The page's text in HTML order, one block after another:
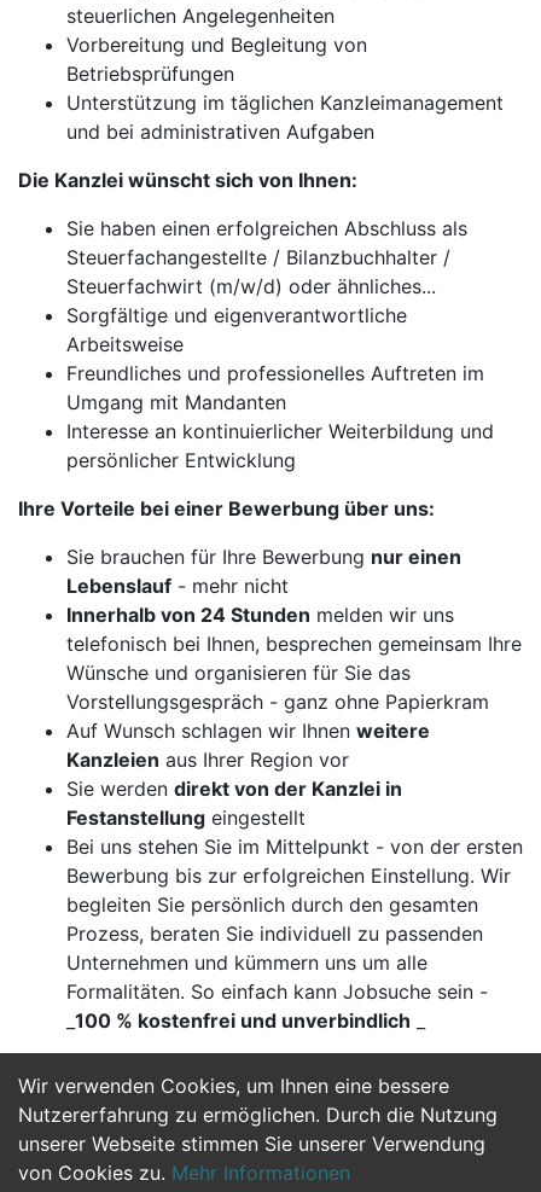
Wir verwenden Cookies, um Ihnen eine bessere
Nutzererfahrung zu ermöglichen. Durch die Nutzung
unserer Webseite stimmen Sie unserer Verwendung
von Cookies zu. Mehr Informationen
steuerlichen Angelegenheiten
Vorbereitung und Begleitung von
Betriebsprüfungen
Unterstützung im täglichen Kanzleimanagement
und bei administrativen Aufgaben
Die Kanzlei wünscht sich von Ihnen:
Sie haben einen erfolgreichen Abschluss als
Steuerfachangestellte / Bilanzbuchhalter /
Steuerfachwirt (m/w/d) oder ähnliches...
Sorgfältige und eigenverantwortliche
Arbeitsweise
Freundliches und professionelles Auftreten im
Umgang mit Mandanten
Interesse an kontinuierlicher Weiterbildung und
persönlicher Entwicklung
Ihre Vorteile bei einer Bewerbung über uns:
Sie brauchen für Ihre Bewerbung nur einen
Lebenslauf - mehr nicht
Innerhalb von 24 Stunden melden wir uns
telefonisch bei Ihnen, besprechen gemeinsam Ihre
Wünsche und organisieren für Sie das
Vorstellungsgespräch - ganz ohne Papierkram
Auf Wunsch schlagen wir Ihnen weitere
Kanzleien aus Ihrer Region vor
Sie werden direkt von der Kanzlei in
Festanstellung eingestellt
Bei uns stehen Sie im Mittelpunkt - von der ersten
Bewerbung bis zur erfolgreichen Einstellung. Wir
begleiten Sie persönlich durch den gesamten
Prozess, beraten Sie individuell zu passenden
Unternehmen und kümmern uns um alle
Formalitäten. So einfach kann Jobsuche sein -
100 % kostenfrei und unverbindlich
Jetzt Bewerben